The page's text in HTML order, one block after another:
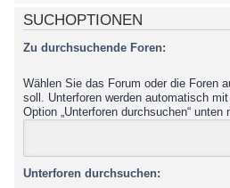
SUCHOPTIONEN
Zu durchsuchende Foren:
Wählen Sie das Forum oder die Foren
soll. Unterforen werden automatisch
Option „Unterforen durchsuchen“ unten
Unterforen durchsuchen: